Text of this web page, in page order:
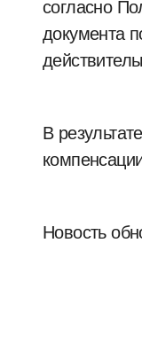
согласно
документа
В
Новость